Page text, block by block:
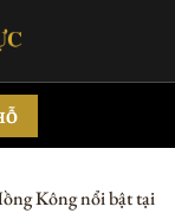
Kông nổi bật tại